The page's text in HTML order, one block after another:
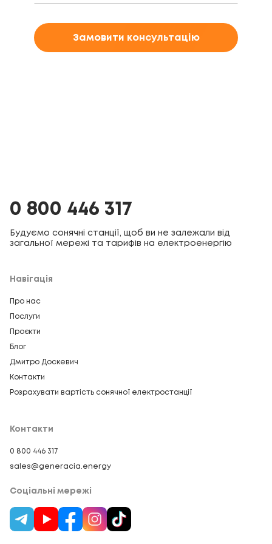
Замовити консультацію
0 800 446 317
Будуємо сонячні станції, щоб ви не залежали від
загальної мережі та тарифів на електроенергію
Навігація
Про нас
Послуги
Проєкти
Блог
Дмитро Доскевич
Контакти
Розрахувати вартість сонячної електростанції
Контакти
0 800 446 317
sales@generacia.energy
Соціальні мережі